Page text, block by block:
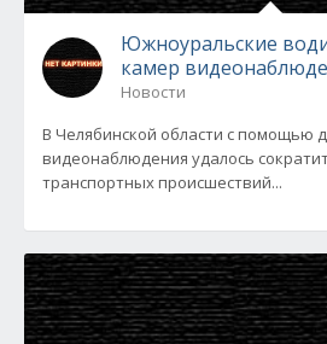
Южноуральские
камер
Новости
В Челябинской области с помощью
видеонаблюдения удалось
транспортных происшествий...